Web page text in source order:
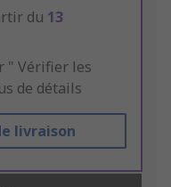
du 13
" Vérifier les
de détails
livraison